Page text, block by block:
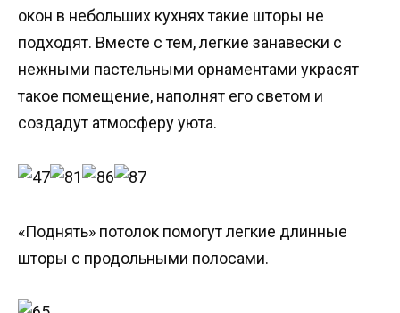
окон в небольших кухнях такие шторы не
подходят. Вместе с тем, легкие занавески с
нежными пастельными орнаментами украсят
такое помещение, наполнят его светом и
создадут атмосферу уюта.
«Поднять» потолок помогут легкие длинные
шторы с продольными полосами.